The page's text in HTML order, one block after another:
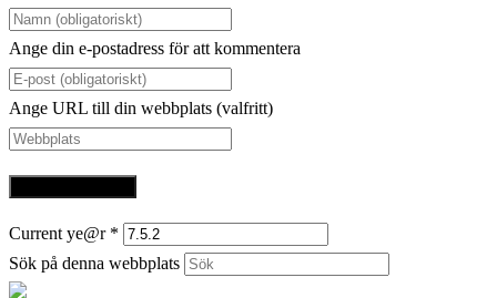
Ange din e-postadress för att kommentera
Ange URL till din webbplats (valfritt)
Current ye@r *
Sök på denna webbplats